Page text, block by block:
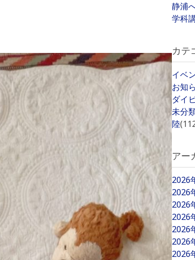
静浦
学科
カテ
イベ
お知
ダイ
未分
陸
アー
2026
2026
2026
2026
2026
2026
2026